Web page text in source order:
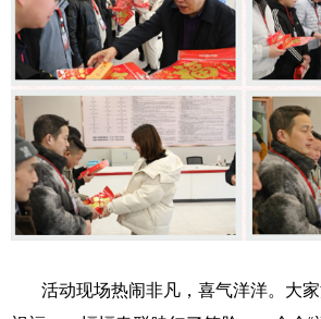
活动现场热闹非凡，喜气洋洋。大家